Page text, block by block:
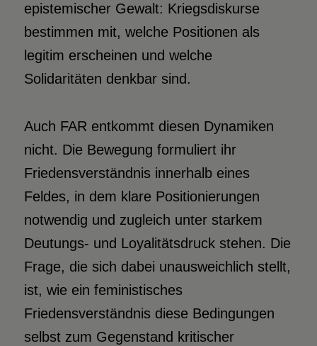
epistemischer Gewalt: Kriegsdiskurse
bestimmen mit, welche Positionen als
legitim erscheinen und welche
Solidaritäten denkbar sind.
Auch FAR entkommt diesen Dynamiken
nicht. Die Bewegung formuliert ihr
Friedensverständnis innerhalb eines
Feldes, in dem klare Positionierungen
notwendig und zugleich unter starkem
Deutungs- und Loyalitätsdruck stehen. Die
Frage, die sich dabei unausweichlich stellt,
ist, wie ein feministisches
Friedensverständnis diese Bedingungen
selbst zum Gegenstand kritischer